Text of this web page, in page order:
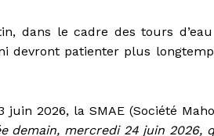
dans le cadre des tours
devront patienter plus
2026, la SMAE (Société
demain, mercredi 24 juin 2026,